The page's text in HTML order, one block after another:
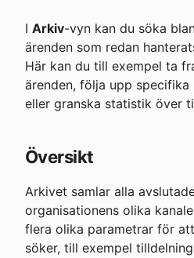
I Arkiv-vyn kan du söka
ärenden som redan
Här kan du till exempel ta
ärenden, följa upp
eller granska statistik över
Översikt
Arkivet samlar alla
organisationens olika
flera olika parametrar för
söker, till exempel